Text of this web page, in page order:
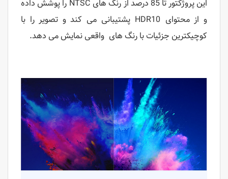
این پروژکتور تا 85 درصد از رنگ های NTSC را پوشش داده
و از محتوای HDR10 پشتیبانی می کند و تصویر را با
کوچیکترین جزئیات با رنگ های واقعی نمایش می دهد.